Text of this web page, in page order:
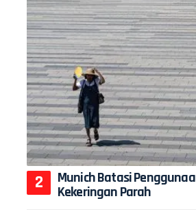
Munich Batasi
Kekeringan Parah